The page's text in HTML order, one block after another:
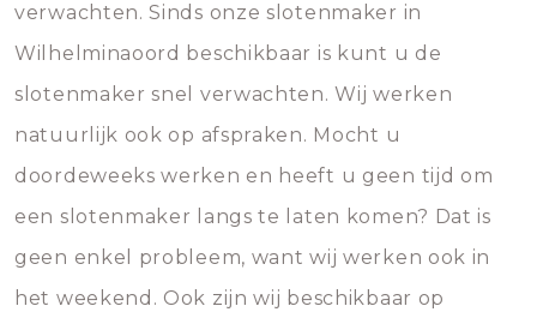
verwachten. Sinds onze slotenmaker in
Wilhelminaoord beschikbaar is kunt u de
slotenmaker snel verwachten. Wij werken
natuurlijk ook op afspraken. Mocht u
doordeweeks werken en heeft u geen tijd om
een slotenmaker langs te laten komen? Dat is
geen enkel probleem, want wij werken ook in
het weekend. Ook zijn wij beschikbaar op